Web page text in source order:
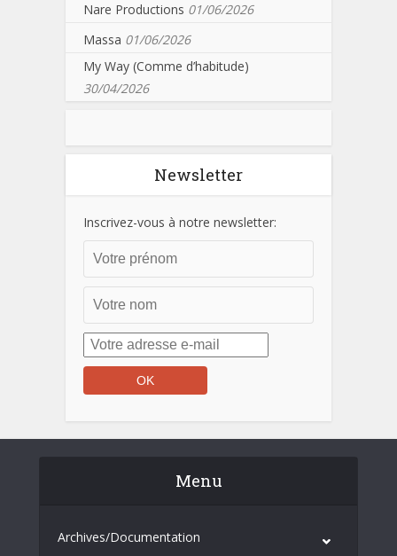
Nare Productions 01/06/2026
Massa 01/06/2026
My Way (Comme d’habitude)
30/04/2026
Newsletter
Inscrivez-vous à notre newsletter:
Menu
Archives/Documentation